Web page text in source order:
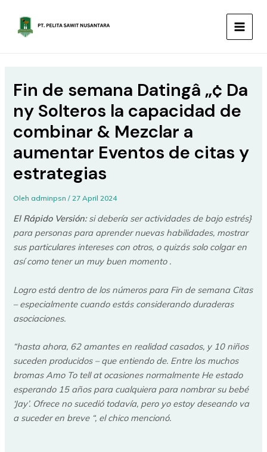
konten
MAIN
Fin de semana Datingâ „¢ Da
ny Solteros la capacidad de
combinar & Mezclar a
aumentar Eventos de citas y
estrategias
Olehadminpsn/27 April 2024
El Rápido Versión:si debería ser actividades de bajo estrés}
para personas para aprender nuevas habilidades, mostrar
sus particulares intereses con otros, o quizás solo colgar en
así como tener un muy buen momento .
Logro está dentro de los números para Fin de semana Citas
– especialmente cuando estás considerando duraderas
asociaciones.
“hasta ahora, 62 amantes en realidad casados, y 10 niños
suceden producidos – que entiendo de. Entre los muchos
bromas Amo To tell at ocasiones normalmente He estado
esperando 15 años para cualquiera para nombrar su bebé
‘Jay’. Ofrece no sucedió todavía, pero yo estoy deseando va
a suceder en breve “, el chico mencionó.